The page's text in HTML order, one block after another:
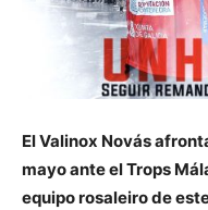
El Valinox Novás
mayo ante el Trops
equipo rosaleiro de